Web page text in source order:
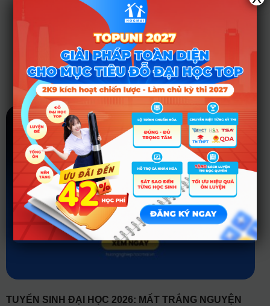
Tin tức liên quan
TUYỂN SINH ĐẠI HỌC 2026: MẤT TRẮNG NGUYỆN